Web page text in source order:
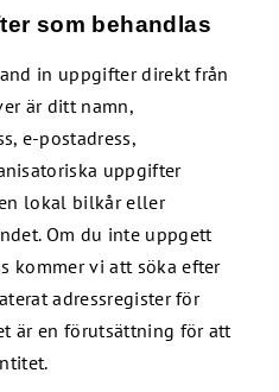
som behandlas
in uppgifter direkt från
är ditt namn,
e-postadress,
uppgifter
lokal bilkår eller
Om du inte uppgett
kommer vi att söka efter
adressregister för
är en förutsättning för att